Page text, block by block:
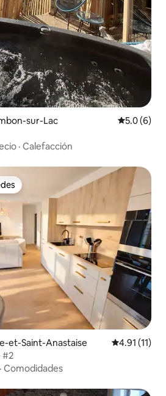
sur-Lac
5.0 (6)
· Calefacción
et-Saint-Anastaise Calificación
4.91 (11)
#2
· Comodidades